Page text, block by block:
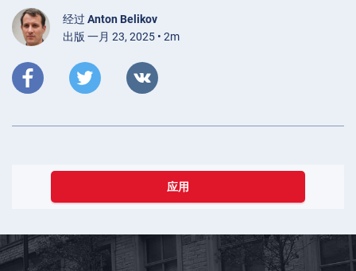
经过 Anton Belikov
出版 一月 23, 2025 • 2m
应用